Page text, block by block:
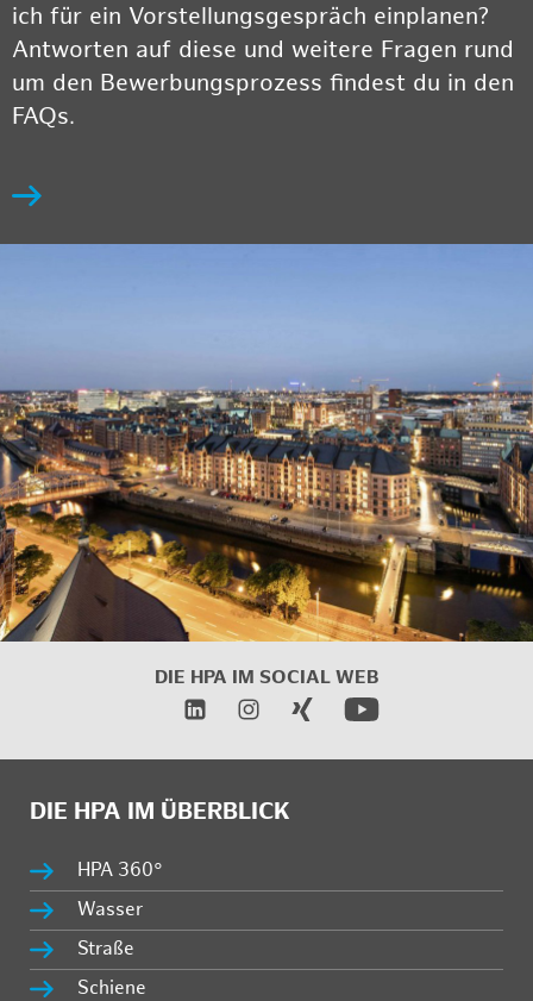
ich für ein Vorstellungsgespräch einplanen?
Antworten auf diese und weitere Fragen rund
um den Bewerbungsprozess findest du in den
FAQs.
DIE HPA IM SOCIAL WEB
DIE HPA IM ÜBERBLICK
HPA 360°
Wasser
Straße
Schiene